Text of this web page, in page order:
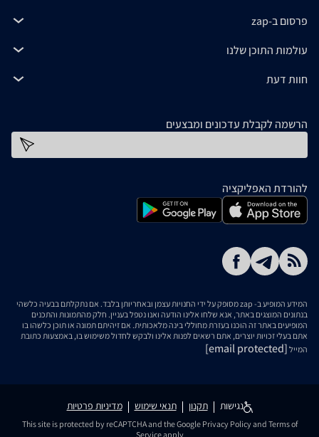
פרסום ב-zap
עולמות התוכן שלנו
חוות דעת
הרשמה לקבלת עדכונים ומבצעים
להורדת האפליקציה
המידע המופיע ב- zap מסופק על ידי החנויות עצמן ובאחריותן בלבד. אם נתקלתם בבעיה כלשהי
בנתונים המוצגים באתר, אנא שלחו אלינו הודעה ואנו נטפל בעניין. חלק מהתמונות והתכנים
המופיעים באתר זה הוכנו בעזרת מחוללי בינה מלאכותית. אם זיהיתם תמונה או תוכן כלשהו בו
אתם בעלי זכויות יוצרים, אתם רשאים לפנות אלינו ולבקש לחדול משימוש בו, באמצעות כתובת
המייל [email protected]
נגישות תקנון תנאי שימוש מדיניות פרטיות
This site is protected by reCAPTCHA and the Google Privacy Policyand Terms of
Serviceapply